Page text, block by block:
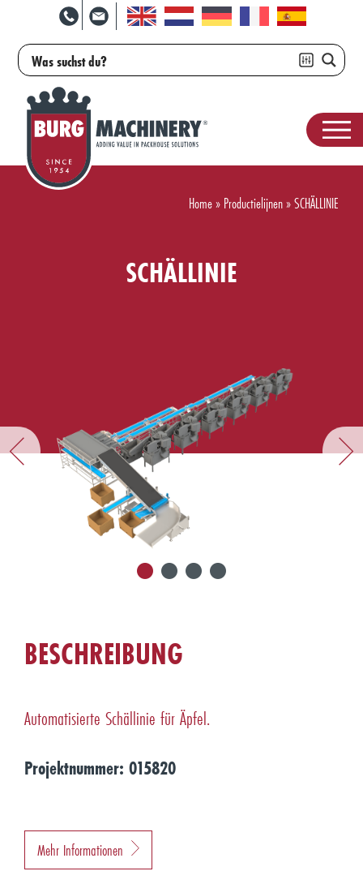
Home» Productielijnen»SCHÄLLINIE
SCHÄLLINIE
BESCHREIBUNG
Automatisierte Schällinie für Äpfel.
Projektnummer: 015820
Mehr Informationen